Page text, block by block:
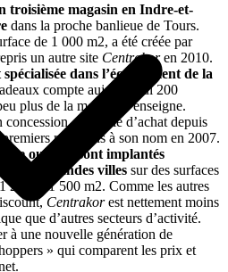
troisième magasin en Indre-et-
dans la proche banlieue de Tours.
de 1 000 m2, a été créée par
un autre site Centrakoren 2010.
dans l’équipement de la
compte aujourd’hui 200
plus de la moitié à l’enseigne.
Centrale d’achat depuis
magasins à son nom en 2007.
ou non, sont implantés
de grandes villes sur des surfaces
200 et 1 500 m2. Comme les autres
Centrakorest nettement moins
que d’autres secteurs d’activité.
à une nouvelle génération de
» qui comparent les prix et